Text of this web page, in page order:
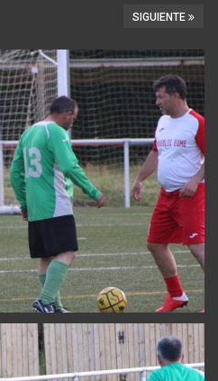
SIGUIENTE